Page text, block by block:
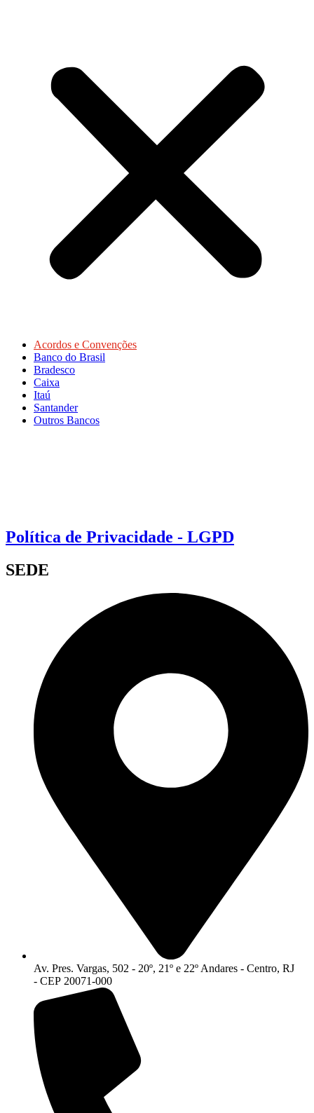
Acordos e Convenções
Banco do Brasil
Bradesco
Caixa
Itaú
Santander
Outros Bancos
Política de Privacidade - LGPD
SEDE
Av. Pres. Vargas, 502 - 20º, 21º e 22º Andares - Centro, RJ
- CEP 20071-000